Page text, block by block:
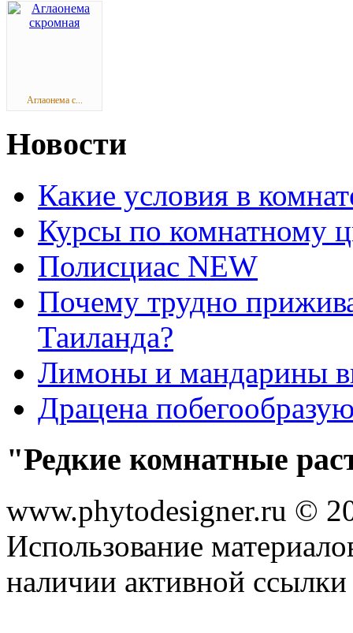
Аглаонема с...
Новости
Какие условия в
Курсы по комнатному
Полисциас NEW
Почему трудно
Таиланда?
Лимоны и мандарины
Драцена
"Редкие комнатные
www.phytodesigner.ru ©
Использование
наличии активной